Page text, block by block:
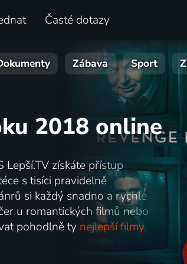
Časté dotazy
Zábava Sport
2018 online
získáte přístup
s tisíci pravidelně
si každý snadno a rychle
u romantických filmů nebo
pohodlně ty nejlepší filmy